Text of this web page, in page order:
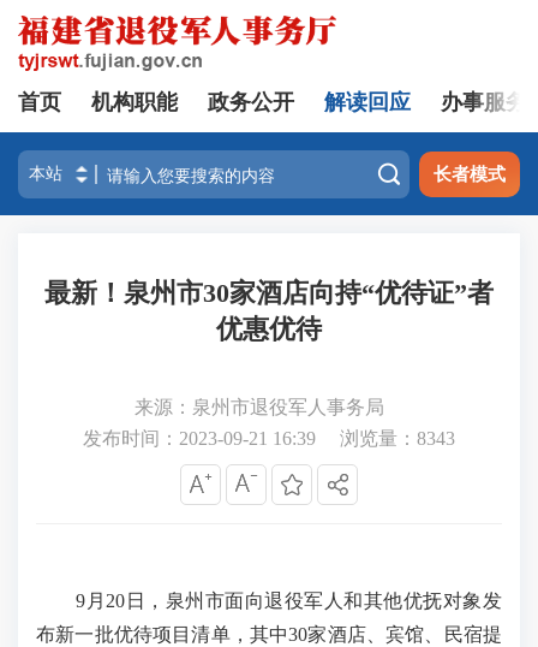
首页 机构职能 政务公开 解读回应 办事服务
 长者模式
最新！泉州市30家酒店向持“优待证”者
优惠优待
来源：泉州市退役军人事务局
发布时间：2023-09-21 16:39
浏览量： 8343
9月20日，泉州市面向退役军人和其他优抚对象发
布新一批优待项目清单，其中30家酒店、宾馆、民宿提